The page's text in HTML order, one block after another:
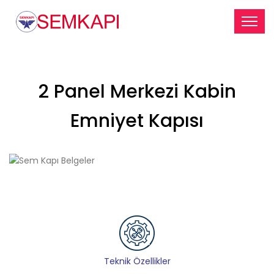
2 Panel Merkezi Kabin
Emniyet Kapısı
Teknik Özellikler